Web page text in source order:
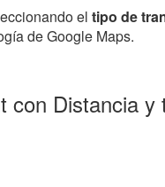
el tipo de
de Google Maps.
con Distancia